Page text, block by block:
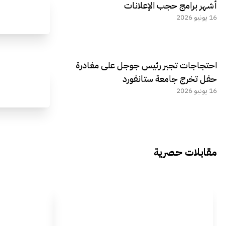
أشهر برامج حجب الإعلانات
16 يونيو 2026
احتجاجات تجبر رئيس جوجل على مغادرة
حفل تخرج جامعة ستانفورد
16 يونيو 2026
مقابلات حصرية